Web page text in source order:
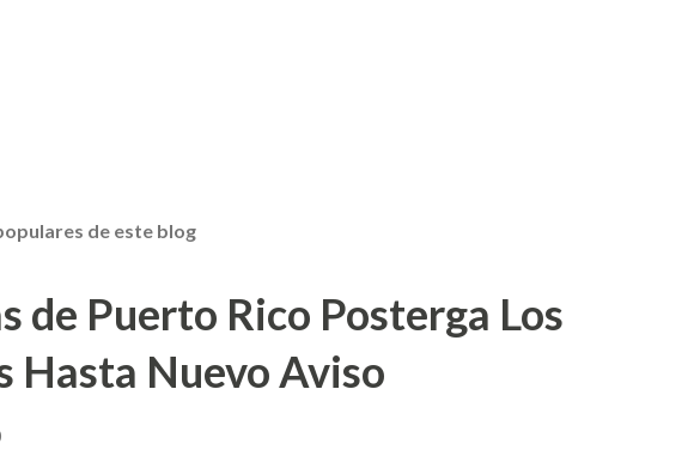
de este blog
de Puerto Rico Posterga Los
Hasta Nuevo Aviso